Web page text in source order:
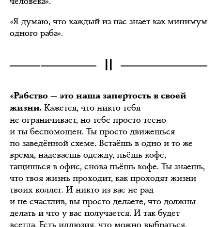
«Я думаю, что каждый из нас знает как минимум
одного раба».
«Рабство — это наша запертость в своей
жизни. Кажется, что никто тебя
не ограничивает, но тебе просто тесно
и ты беспомощен. Ты просто движешься
по заведённой схеме. Встаёшь в одно и то же
время, надеваешь одежду, пьёшь кофе,
тащишься в офис, снова пьёшь кофе. Ты знаешь,
что твоя жизнь проходит, как проходят жизни
твоих коллег. И никто из вас не рад
и не счастлив, вы просто делаете, что должны
делать и что у вас получается. И так будет